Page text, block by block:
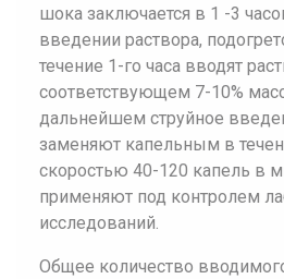
шока заключается в 1 -3
введении раствора,
течение 1-го часа вводят
соответствующем 7-10%
дальнейшем струйное
заменяют капельным в
скоростью 40-120 капель в
применяют под контролем
исследований.
Общее количество